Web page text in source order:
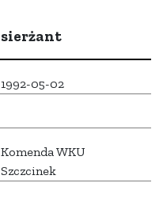
sierżant
1992-05-02
Komenda WKU
Szczcinek